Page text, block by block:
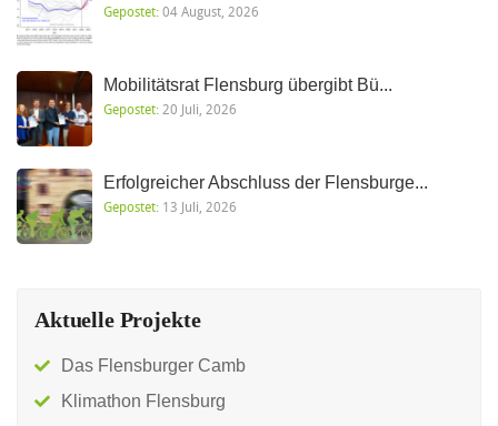
Gepostet:04 August, 2026
Mobilitätsrat Flensburg übergibt Bü...
Gepostet: 20 Juli, 2026
Erfolgreicher Abschluss der Flensburge...
Gepostet: 13 Juli, 2026
Aktuelle Projekte
Das Flensburger Camb
Klimathon Flensburg